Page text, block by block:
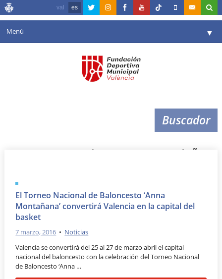
val es
Menú ▼
▼
Reservas
Buscador
torneo anna montañana
El Torneo Nacional de Baloncesto ‘Anna
Montañana’ convertirá Valencia en la capital del
basket
7 marzo, 2016 • Noticias
Valencia se convertirá del 25 al 27 de marzo abril el capital
nacional del baloncesto con la celebración del Torneo Nacional
de Baloncesto ‘Anna …